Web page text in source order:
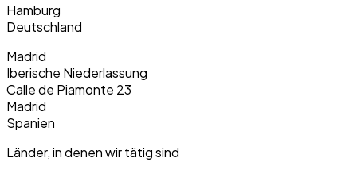
Hamburg
Deutschland
Madrid
Iberische Niederlassung
Calle de Piamonte 23
Madrid
Spanien
Länder, in denen wir tätig sind